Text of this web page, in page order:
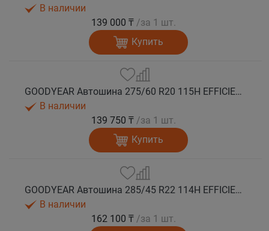
В наличии
139 000 ₸ /за 1 шт.
Купить
GOODYEAR Автошина 275/60 R20 115H EFFICIENTGRIP 2 SUV лето
В наличии
139 750 ₸ /за 1 шт.
Купить
GOODYEAR Автошина 285/45 R22 114H EFFICIENTGRIP 2 SUV XL FP лето
В наличии
162 100 ₸ /за 1 шт.